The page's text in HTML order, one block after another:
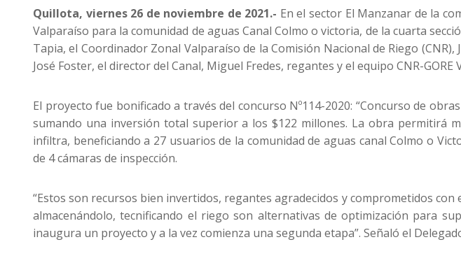
Quillota, viernes 26 de noviembre de 2021.- En el sector El Manzanar de la
Valparaíso para la comunidad de aguas Canal Colmo o victoria, de la cuarta
Tapia, el Coordinador Zonal Valparaíso de la Comisión Nacional de Riego
José Foster, el director del Canal, Miguel Fredes, regantes y el equipo CNR-
El proyecto fue bonificado a través del concurso Nº114-2020: “Concurso de
sumando una inversión total superior a los $122 millones. La obra permitirá
infiltra, beneficiando a 27 usuarios de la comunidad de aguas canal Colmo o
de 4 cámaras de inspección.
“Estos son recursos bien invertidos, regantes agradecidos y comprometidos
almacenándolo, tecnificando el riego son alternativas de optimización para
inaugura un proyecto y a la vez comienza una segunda etapa”. Señaló el